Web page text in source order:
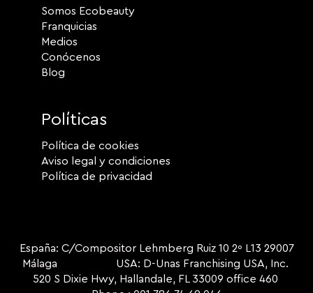
Somos Ecobeauty
Franquicias
Medios
Conócenos
Blog
Políticas
Política de cookies
Aviso legal y condiciones
Política de privacidad
España: C/Compositor Lehmberg Ruiz 10 2º L13 29007
Málaga USA: D-Unas Franchising USA, Inc.
520 S Dixie Hwy, Hallandale, FL 33009 office 460